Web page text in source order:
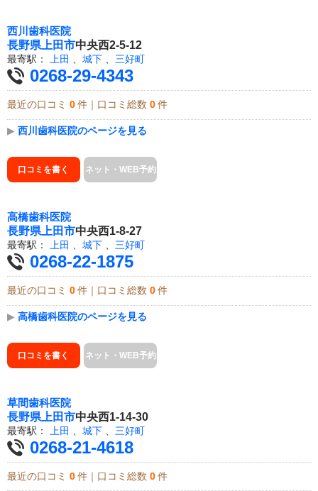
西川歯科医院
長野県 上田市中央西2-5-12
最寄駅： 上田 城下 三好町
0268-29-4343
最近の口コミ 0 件｜口コミ総数 0 件
▶ 西川歯科医院のページを見る
口コミを書く ネット・WEB予約
高橋歯科医院
長野県 上田市中央西1-8-27
最寄駅： 上田 城下 三好町
0268-22-1875
最近の口コミ 0 件｜口コミ総数 0 件
▶ 高橋歯科医院のページを見る
口コミを書く ネット・WEB予約
草間歯科医院
長野県 上田市中央西1-14-30
最寄駅： 上田 城下 三好町
0268-21-4618
最近の口コミ 0 件｜口コミ総数 0 件